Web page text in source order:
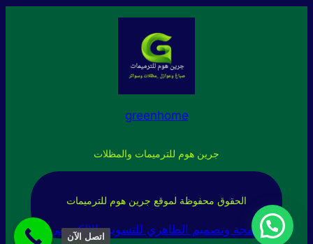
greenhome
جرين هوم للترميمات والمظلات
الحقوق محفوظة لموقع جرين هوم للترميمات
برمجة وتصميم الطاهري للتسويق الإلكتروني
اتصل الآن